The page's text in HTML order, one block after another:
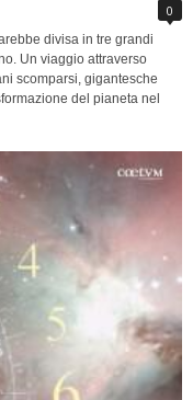
0
divisa in tre grandi
Un viaggio attraverso
scomparsi, gigantesche
del pianeta nel